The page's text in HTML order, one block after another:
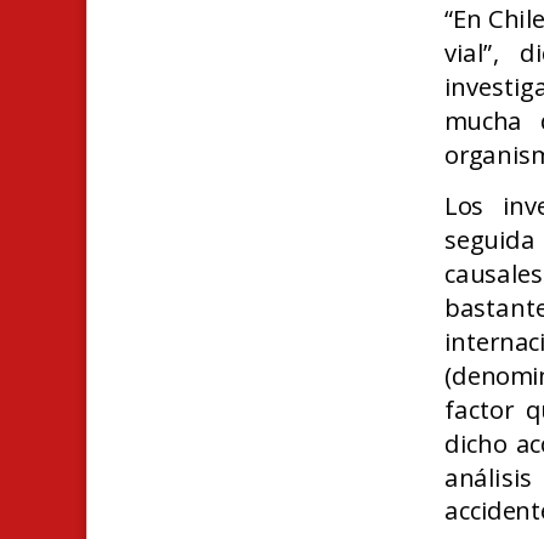
“En
vial”,
Los
factor
dicho